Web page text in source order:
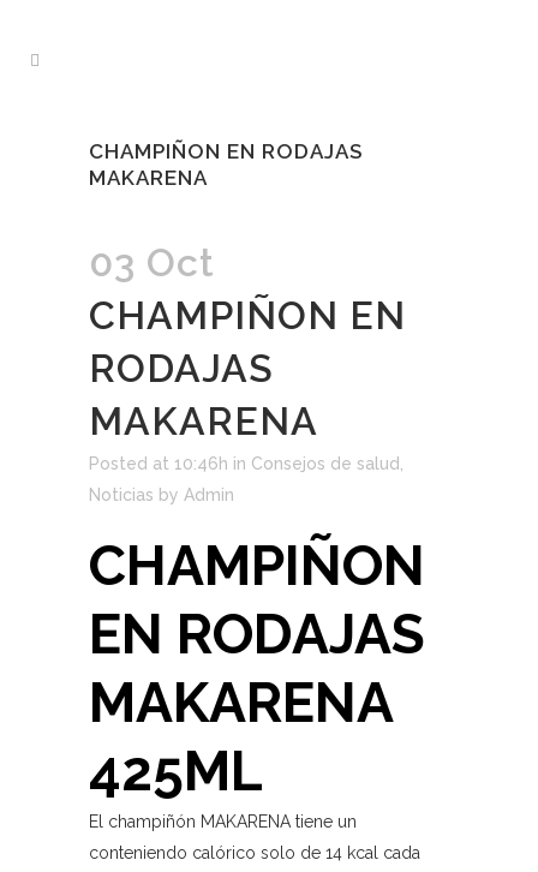
CHAMPIÑON EN RODAJAS
MAKARENA
03 Oct
CHAMPIÑON EN
RODAJAS
MAKARENA
Posted at 10:46h in Consejos de salud
Noticias by Admin
CHAMPIÑON
EN RODAJAS
MAKARENA
425ML
El champiñón MAKARENA tiene un
conteniendo calórico solo de 14 kcal cada